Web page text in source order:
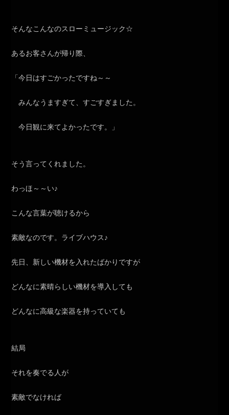
そんなこんなのスローミュージック☆
あるお客さんが帰り際、
「今日はすごかったですね～～
みんなうますぎて、すごすぎました。
今日観に来てよかったです。」
そう言ってくれました。
わっほ～～い♪
こんな言葉が聴けるから
素敵なのです。ライブハウス♪
先日、新しい機材を入れたばかりですが
どんなに素晴らしい機材を導入しても
どんなに高級な楽器を持っていても
結局
それを奏でる人が
素敵でなければ